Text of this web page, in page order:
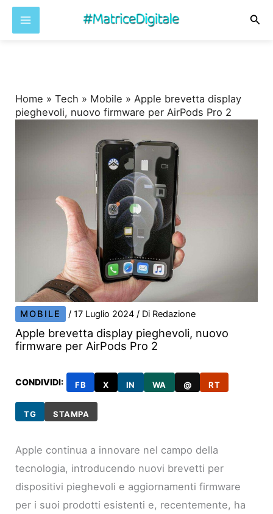
Home »Tech » Mobile »Apple brevetta display
pieghevoli, nuovo firmware per AirPods Pro 2
MOBILE /17 Luglio 2024/ Di Redazione
Apple brevetta display pieghevoli, nuovo
firmware per AirPods Pro 2
CONDIVIDI: FB X IN WA @ RT
TG STAMPA
Apple continua a innovare nel campo della
tecnologia, introducendo nuovi brevetti per
dispositivi pieghevoli e aggiornamenti firmware
per i suoi prodotti esistenti e, recentemente, ha